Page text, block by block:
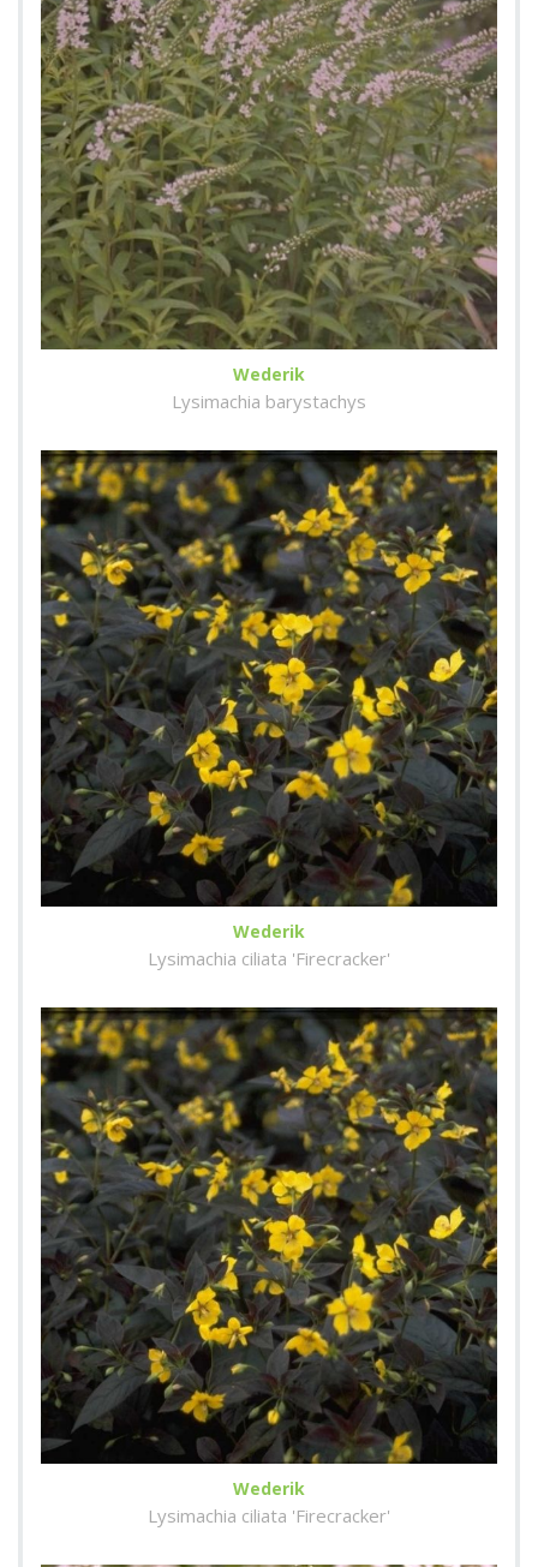
Wederik
Lysimachia barystachys
Wederik
Lysimachia ciliata 'Firecracker'
Wederik
Lysimachia ciliata 'Firecracker'